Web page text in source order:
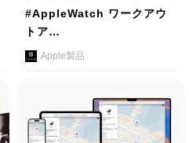
#AppleWatch ワークアウ
トア…
Apple製品